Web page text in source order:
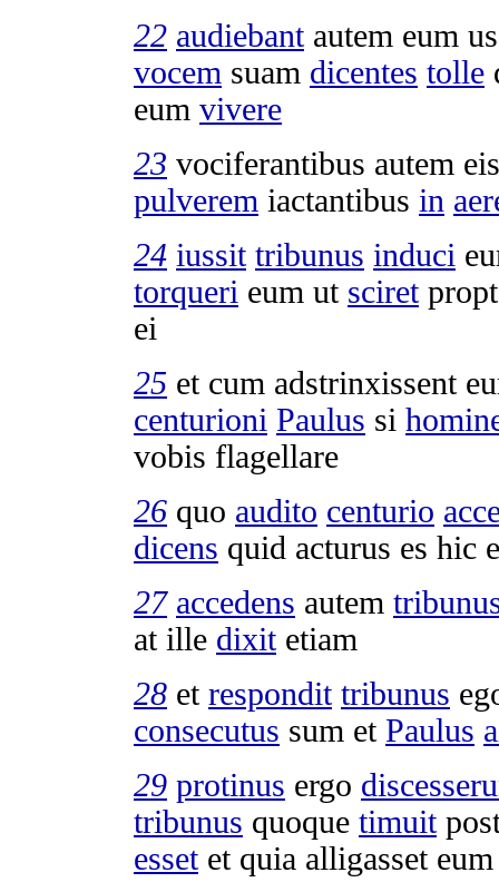
22 audiebantautem eum
vocem suam dicentes tolle
eum vivere
23 vociferantibus autem
pulverem iactantibus in
24 iussit tribunus induci
torqueri eum ut sciret
ei
25 et cum adstrinxissent
centurioni Paulus si
vobis flagellare
26 quo audito centurio
dicens quid acturus es hic
27 accedens autem
at ille dixitetiam
28 et respondit tribunus
consecutus sum et Paulus
29 protinus ergo
tribunus quoque timuit
essetet quia alligasseteum